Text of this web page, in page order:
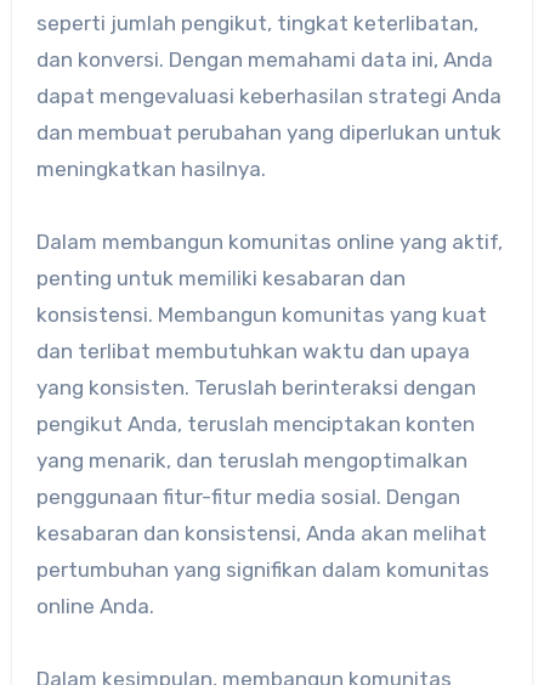
seperti jumlah pengikut, tingkat keterlibatan,
dan konversi. Dengan memahami data ini, Anda
dapat mengevaluasi keberhasilan strategi Anda
dan membuat perubahan yang diperlukan untuk
meningkatkan hasilnya.
Dalam membangun komunitas online yang aktif,
penting untuk memiliki kesabaran dan
konsistensi. Membangun komunitas yang kuat
dan terlibat membutuhkan waktu dan upaya
yang konsisten. Teruslah berinteraksi dengan
pengikut Anda, teruslah menciptakan konten
yang menarik, dan teruslah mengoptimalkan
penggunaan fitur-fitur media sosial. Dengan
kesabaran dan konsistensi, Anda akan melihat
pertumbuhan yang signifikan dalam komunitas
online Anda.
Dalam kesimpulan, membangun komunitas